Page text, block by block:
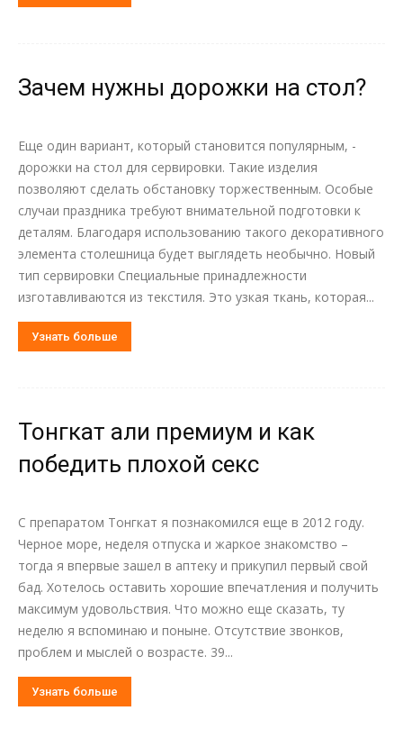
Зачем нужны дорожки на стол?
Еще один вариант, который становится популярным, -
дорожки на стол для сервировки. Такие изделия
позволяют сделать обстановку торжественным. Особые
случаи праздника требуют внимательной подготовки к
деталям. Благодаря использованию такого декоративного
элемента столешница будет выглядеть необычно. Новый
тип сервировки Специальные принадлежности
изготавливаются из текстиля. Это узкая ткань, которая...
Узнать больше
Тонгкат али премиум и как
победить плохой секс
С препаратом Тонгкат я познакомился еще в 2012 году.
Черное море, неделя отпуска и жаркое знакомство –
тогда я впервые зашел в аптеку и прикупил первый свой
бад. Хотелось оставить хорошие впечатления и получить
максимум удовольствия. Что можно еще сказать, ту
неделю я вспоминаю и поныне. Отсутствие звонков,
проблем и мыслей о возрасте. 39...
Узнать больше